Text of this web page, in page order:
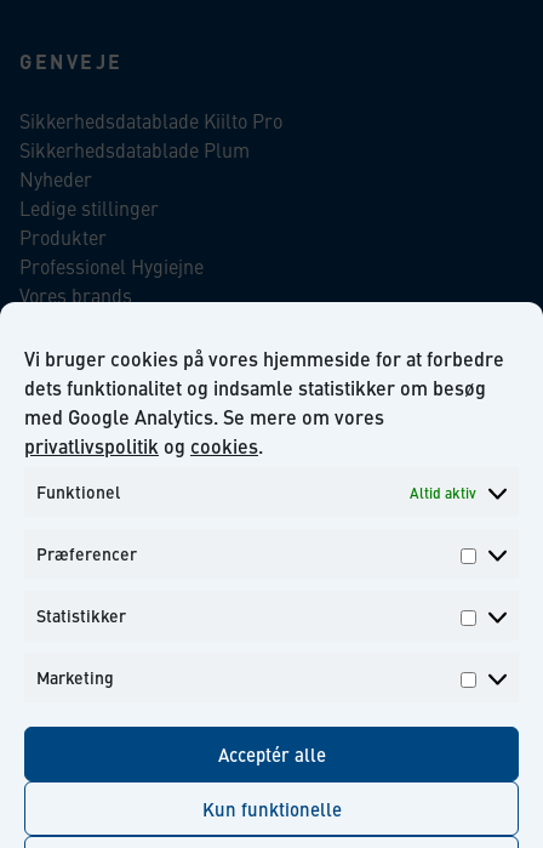
Vi bruger cookies på vores hjemmeside for at forbedre
dets funktionalitet og indsamle statistikker om besøg
med Google Analytics. Se mere om vores
privatlivspolitik og cookies.
Funktionel Altid aktiv
Præferencer
Statistikker
Marketing
Acceptér alle
Kun funktionelle
GENVEJE
Sikkerhedsdatablade Kiilto Pro
Sikkerhedsdatablade Plum
Nyheder
Ledige stillinger
Produkter
Professionel Hygiejne
Vores brands
Our Promise to the Environment
INFORMATION
Om KiiltoClean A/S
Kontakt